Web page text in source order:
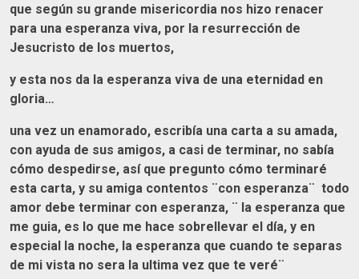
que según su grande misericordia nos hizo renacer
para una esperanza viva, por la resurrección de
Jesucristo de los muertos,
y esta nos da la esperanza viva de una eternidad en
gloria…
una vez un enamorado, escribía una carta a su amada,
con ayuda de sus amigos, a casi de terminar, no sabía
cómo despedirse, así que pregunto cómo terminaré
esta carta, y su amiga contentos ¨con esperanza¨ todo
amor debe terminar con esperanza, ¨ la esperanza que
me guia, es lo que me hace sobrellevar el día, y en
especial la noche, la esperanza que cuando te separas
de mi vista no sera la ultima vez que te veré¨